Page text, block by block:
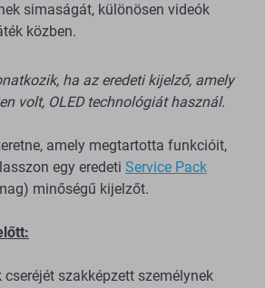
simaságát, különösen videók
közben.
ha az eredeti kijelző, amely
volt, OLED technológiát használ.
amely megtartotta funkcióit,
egy eredeti Service Pack
minőségű kijelzőt.
cseréjét szakképzett személynek